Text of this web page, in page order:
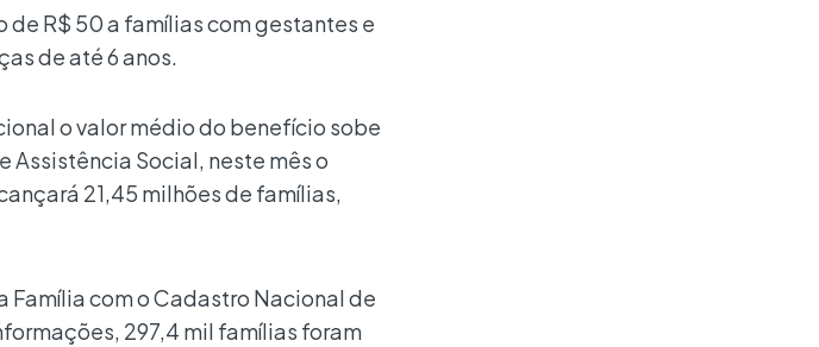
de R$ 50 a famílias com gestantes e
de até 6 anos.
o valor médio do benefício sobe
Assistência Social, neste mês o
21,45 milhões de famílias,
Família com o Cadastro Nacional de
297,4 mil famílias foram